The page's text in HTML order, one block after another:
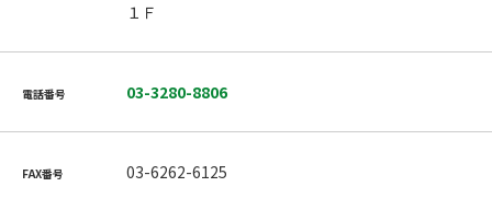
１Ｆ
電話番号 03-3280-8806
FAX番号 03-6262-6125